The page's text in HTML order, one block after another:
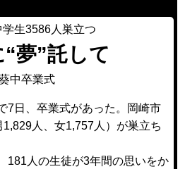
学生3586人巣立つ
夢”託して
中卒業式
7日、卒業式があった。岡崎市
人、女1,757人）が巣立ち
181人の生徒が3年間の思いをか